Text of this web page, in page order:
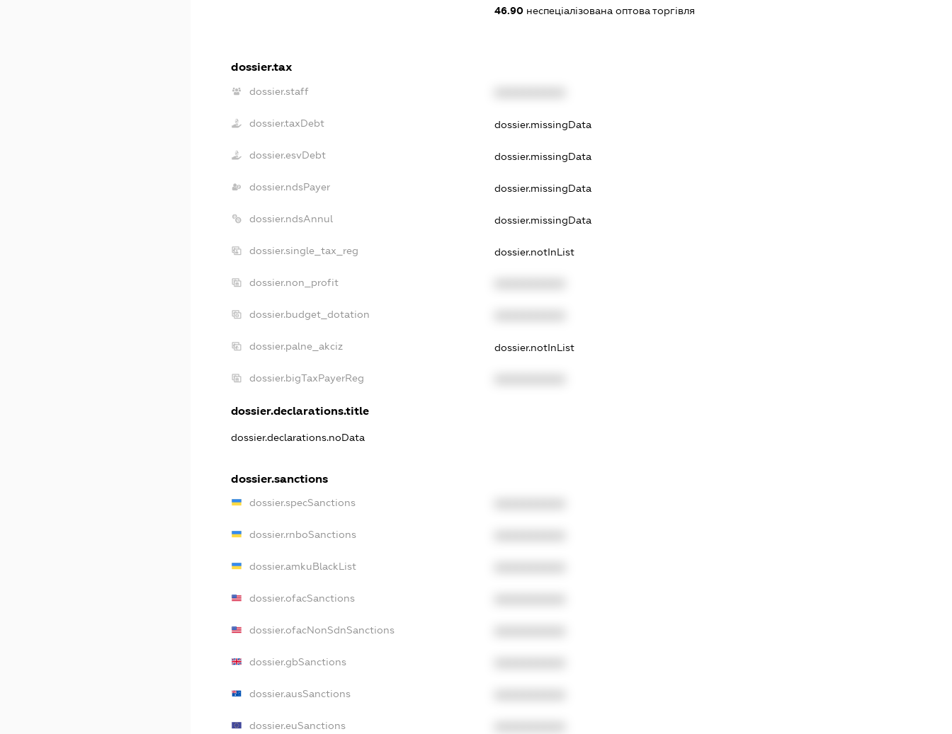
46.90неспеціалізована оптова торгівля
dossier.tax
dossier.staff
dossier.taxDebt dossier.missingData
dossier.esvDebt dossier.missingData
dossier.ndsPayer dossier.missingData
dossier.ndsAnnul dossier.missingData
dossier.single_tax_reg dossier.notInList
dossier.non_profit
dossier.budget_dotation
dossier.palne_akciz dossier.notInList
dossier.bigTaxPayerReg
dossier.declarations.title
dossier.declarations.noData
dossier.sanctions
dossier.specSanctions
dossier.rnboSanctions
dossier.amkuBlackList
dossier.ofacSanctions
dossier.ofacNonSdnSanctions
dossier.gbSanctions
dossier.ausSanctions
dossier.euSanctions